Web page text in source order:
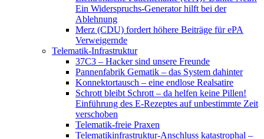
Ein Widerspruchs-Generator hilft bei der
Ablehnung
Merz (CDU) fordert höhere Beiträge für ePA
Verweigernde
Telematik-Infrastruktur
37C3 – Hacker sind unsere Freunde
Pannenfabrik Gematik – das System dahinter
Konnektortausch – eine endlose Realsatire
Schrott bleibt Schrott – da helfen keine Pillen!
Einführung des E-Rezeptes auf unbestimmte Zeit
verschoben
Telematik-freie Praxen
Telematikinfrastruktur-Anschluss katastrophal –